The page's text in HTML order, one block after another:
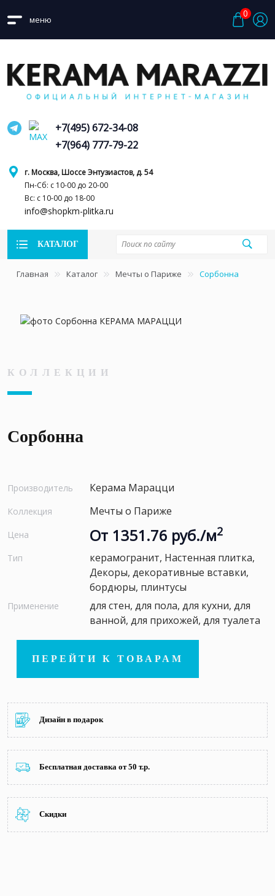
меню
0
г. Москва, Шоссе Энтузиастов, д. 54
Пн-Сб: с 10-00 до 20-00
Вс: с 10-00 до 18-00
info@shopkm-plitka.ru
+7(495) 672-34-08
+7(964) 777-79-22
КАТАЛОГ
Главная Каталог Мечты о Париже Сорбонна
КОЛЛЕКЦИИ
Сорбонна
Производитель Керама Марацци
Коллекция Мечты о Париже
Цена От 1351.76 руб./м2
Тип
керамогранит, Настенная плитка,
Декоры, декоративные вставки,
бордюры, плинтусы
Применение
для стен, для пола, для кухни, для
ванной, для прихожей, для туалета
ПЕРЕЙТИ К ТОВАРАМ
Дизайн в подарок
Бесплатная доставка от 50 т.р.
Скидки